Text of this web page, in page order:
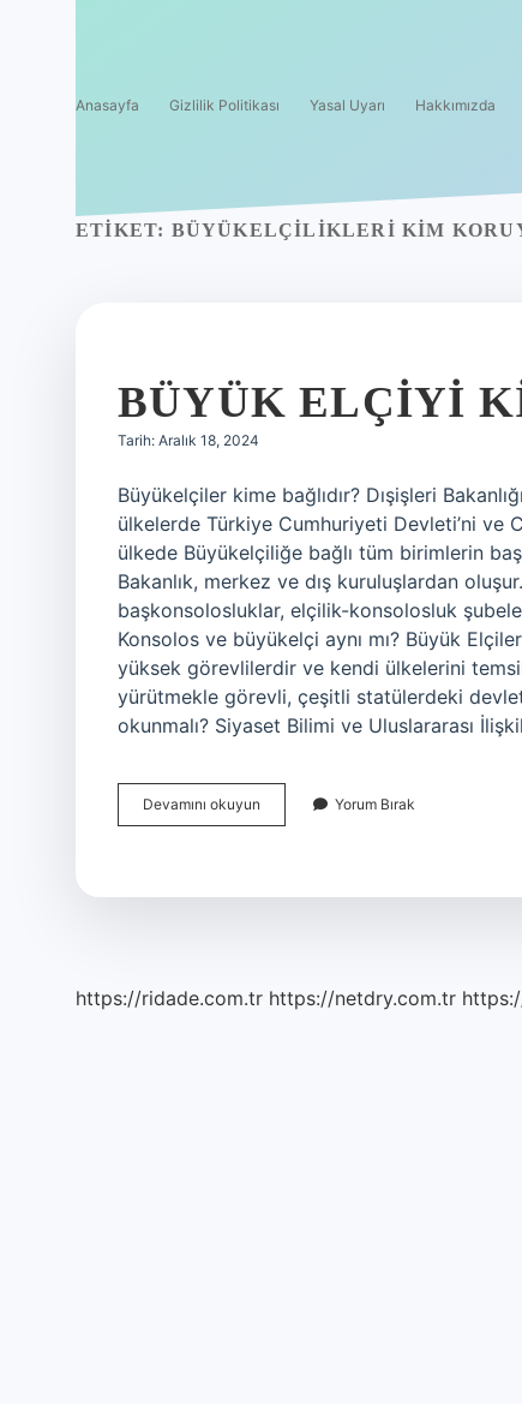
Anasayfa Gizlilik Politikası Yasal Uyarı Hakkımızda
ETIKET: BÜYÜKELÇILIKLERI KIM
BÜYÜK ELÇIYI
Tarih: Aralık 18, 2024
Büyükelçiler kime bağlıdır? Dışişleri
ülkelerde Türkiye Cumhuriyeti Devleti’ni ve
ülkede Büyükelçiliğe bağlı tüm birimlerin
Bakanlık, merkez ve dış kuruluşlardan
başkonsolosluklar, elçilik-konsolosluk
Konsolos ve büyükelçi aynı mı? Büyük
yüksek görevlilerdir ve kendi ülkelerini
yürütmekle görevli, çeşitli statülerdeki
okunmalı? Siyaset Bilimi ve Uluslararası
Devamını okuyun
Elçiyi
Yorum Bırak
https://ridade.com.tr https://netdry.com.tr